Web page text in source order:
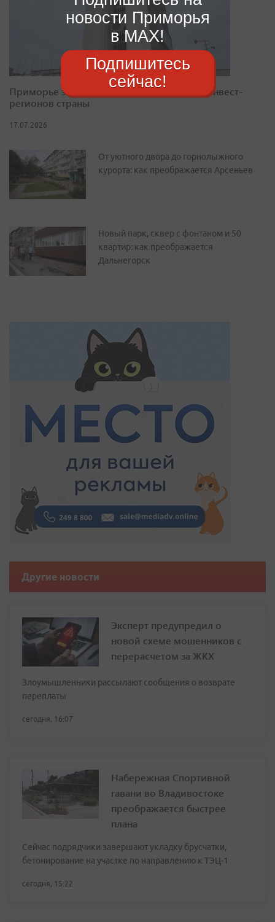
Приморье закрепилось в десятке лучших инвест-
регионов страны
17.07.2026
От уютного двора до горнолыжного
курорта: как преображается Арсеньев
Новый парк, сквер с фонтаном и 50
квартир: как преображается
Дальнегорск
Другие новости
Эксперт предупредил о
новой схеме мошенников с
перерасчетом за ЖКХ
Злоумышленники рассылают сообщения о возврате
переплаты
сегодня, 16:07
Набережная Спортивной
гавани во Владивостоке
преображается быстрее
плана
Сейчас подрядчики завершают укладку брусчатки,
бетонирование на участке по направлению к ТЭЦ-1
сегодня, 15:22
новости Приморья
в MAX!
Подпишитесь
сейчас!